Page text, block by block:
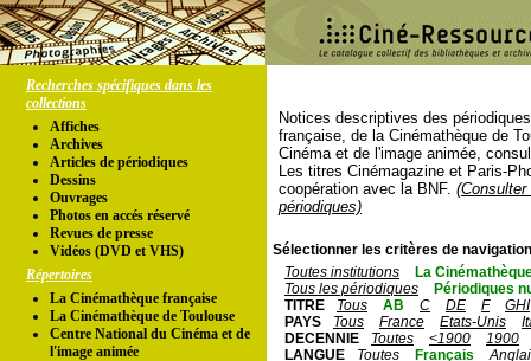
Recherches spécifiques dans les
collections
Affiches
Archives
Articles de périodiques
Dessins
Ouvrages
Photos en accés réservé
Revues de presse
Vidéos (DVD et VHS)
Répertoires
La Cinémathèque française
La Cinémathèque de Toulouse
Centre National du Cinéma et de
l'image animée
Notices descriptives des
française, de la Cinémathèque de
Cinéma et de l'image animée,
Les titres Cinémagazine et Paris-
coopération avec la BNF.
périodiques)
Sélectionner les critères de
Toutes institutions
La
Tous les périodiques
Périodiques
TITRE
Tous AB C DE F
GHI
PAYS
Tous France Etats-Unis
DECENNIE
Toutes <1900
1900
LANGUE
Toutes Français